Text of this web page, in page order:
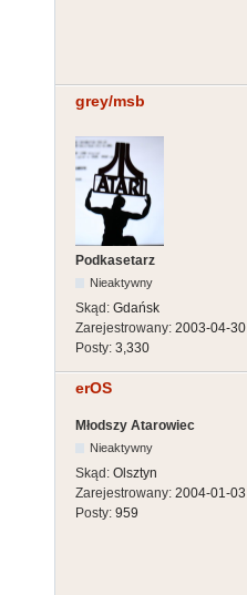
grey/msb
Podkasetarz
Nieaktywny
Skąd: Gdańsk
Zarejestrowany: 2003-04-30
Posty: 3,330
erOS
Młodszy Atarowiec
Nieaktywny
Skąd: Olsztyn
Zarejestrowany: 2004-01-03
Posty: 959